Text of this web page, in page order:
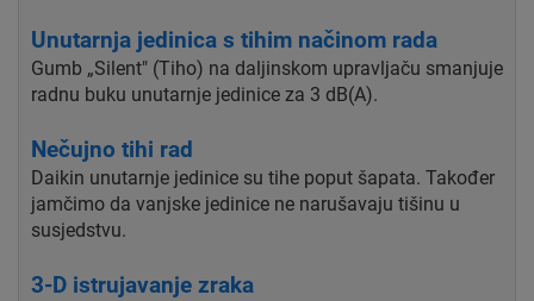
Unutarnja jedinica s tihim načinom rada
Gumb „Silent" (Tiho) na daljinskom upravljaču smanjuje
radnu buku unutarnje jedinice za 3 dB(A).
Nečujno tihi rad
Daikin unutarnje jedinice su tihe poput šapata. Također
jamčimo da vanjske jedinice ne narušavaju tišinu u
susjedstvu.
3-D istrujavanje zraka